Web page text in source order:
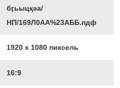
бӷьыцқәа/
НП/169Л0АА%23АББ.пдф
1920 х 1080 пиксель
16:9